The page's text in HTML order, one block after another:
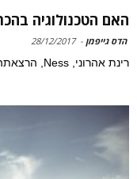
האם הטכנולוגיה
הדס גייפמן -
28/12/2017
רינת אהרוני, Ness, הרצאתה המלאה בכנס ההדרכה השנתי 2017